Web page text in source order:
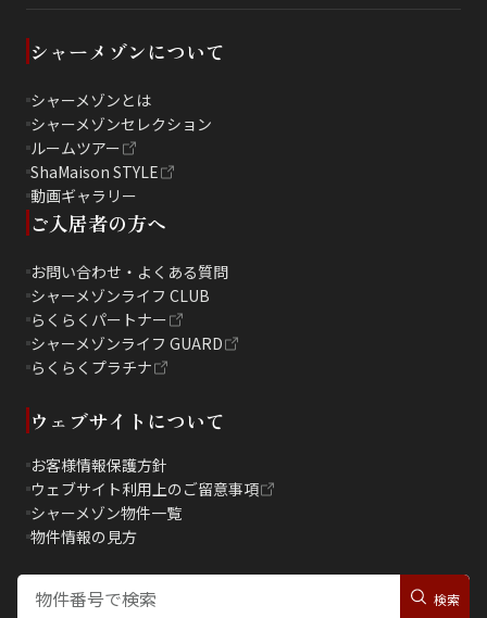
シャーメゾンについて
シャーメゾンとは
シャーメゾンセレクション
ルームツアー
ShaMaison STYLE
動画ギャラリー
ご入居者の方へ
お問い合わせ・よくある質問
シャーメゾンライフ CLUB
らくらくパートナー
シャーメゾンライフ GUARD
らくらくプラチナ
ウェブサイトについて
お客様情報保護方針
ウェブサイト利用上のご留意事項
シャーメゾン物件一覧
物件情報の見方